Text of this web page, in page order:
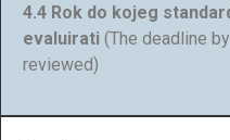
4.4 Rok do kojeg
evaluirati (The deadline
reviewed)